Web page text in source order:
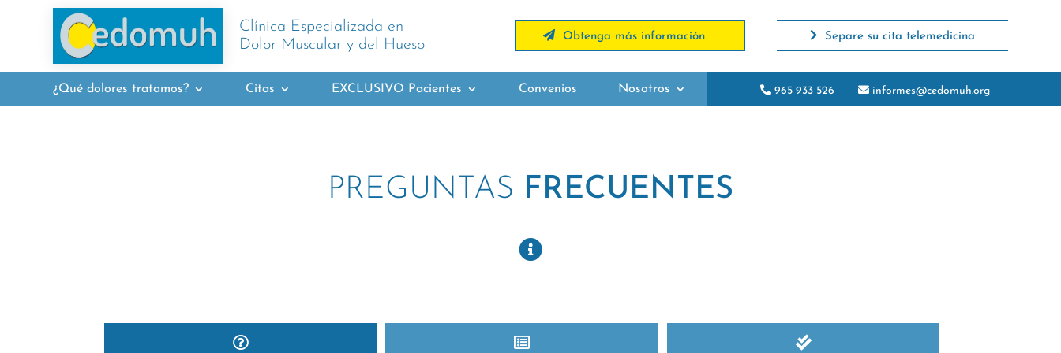
Clínica Especializada en
Dolor Muscular y del Hueso
Obtenga más información Separe su cita telemedicina
¿Qué dolores tratamos? Citas EXCLUSIVO Pacientes Convenios Nosotros 965 933 526 informes@cedomuh.org
PREGUNTAS FRECUENTES